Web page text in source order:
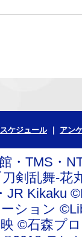
ケジュール アン
・TMS・
剣乱舞-
JR
ション
©石森プ